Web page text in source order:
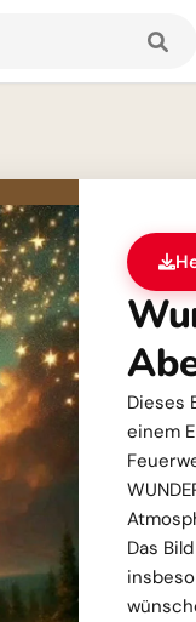
Dieses
einem
Das